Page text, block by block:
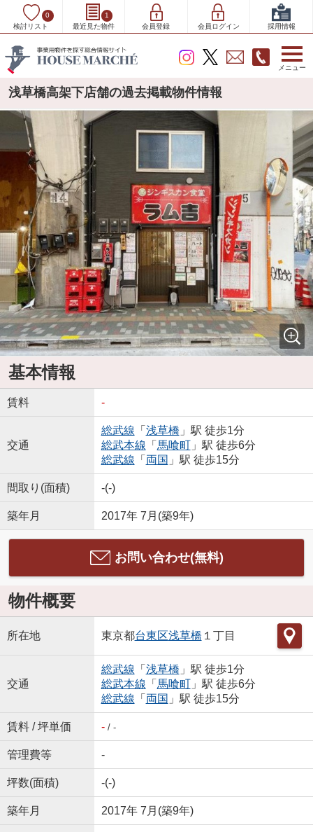
検討リスト
0
最近見た物件
1
会員登録
会員ログイン 採用情報
メニュー
浅草橋高架下店舗の過去掲載物件情報
基本情報
賃料 -
交通
総武線 「 浅草橋 」駅 徒歩1分
総武本線 「 馬喰町」駅 徒歩6分
総武線 「 両国 」駅 徒歩15分
間取り(面積) -(-)
築年月 2017年 7月(築9年)
お問い合わせ(無料)
物件概要
所在地 東京都台東区浅草橋 １丁目
交通
総武線 「 浅草橋 」駅 徒歩1分
総武本線 「 馬喰町」駅 徒歩6分
総武線 「 両国 」駅 徒歩15分
賃料 / 坪単価 -/ -
管理費等 -
坪数(面積) -(-)
築年月 2017年 7月(築9年)